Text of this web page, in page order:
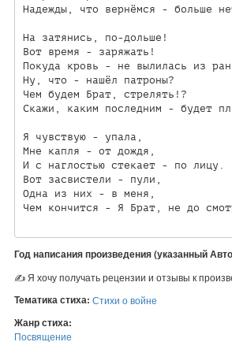
Надежды, что вернёмся - больше
На затянись, по-дольше!
Вот время - заряжать!
Покуда кровь - не вылилась из
Ну, что - нашёл патроны?
Чем будем Брат, стрелять!?
Скажи, каким последним - будет
Я чувствую - упала,
Мне капля - от дождя,
И с наглостью стекает - по лицу.
Вот засвистели - пули,
Одна из них - в меня,
Год написания произведения (указанный
✍ Я хочу получать рецензии и отзывы к
Тематика стиха: Стихи о войне
Жанр стиха:
Посвящение